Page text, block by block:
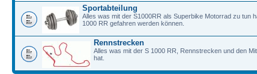
Sportabteilung
Alles was mit der S1000RR als Superbike Motorrad zu tun
1000 RR gefahren werden können.
Rennstrecken
Alles was mit der S 1000 RR, Rennstrecken und den
hat.